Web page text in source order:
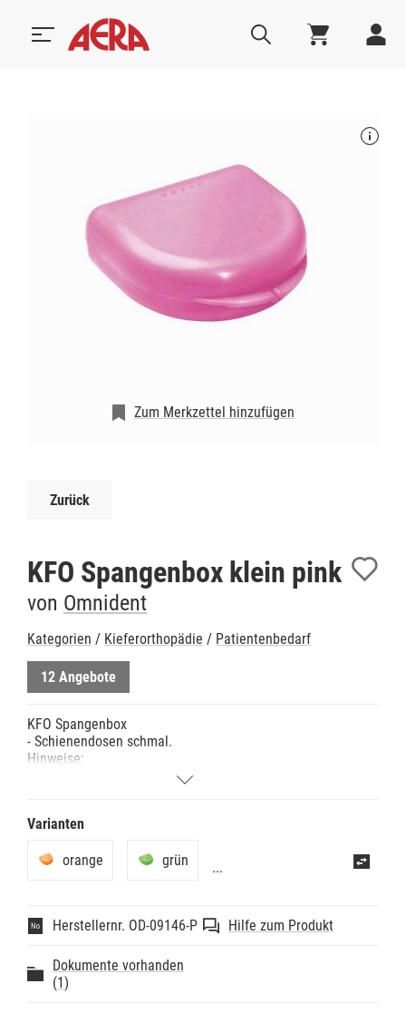
Zum Merkzettel hinzufügen
Zurück
KFO Spangenbox klein pink
von Omnident
Kategorien / Kieferorthopädie / Patientenbedarf
12 Angebote
KFO Spangenbox
- Schienendosen schmal.
Hinweise:
- Ober- und Unterschale gelocht.
Technische Daten:
Varianten
orange grün ...
Herstellernr. OD-09146-P Hilfe zum Produkt
Dokumente vorhanden
(1)